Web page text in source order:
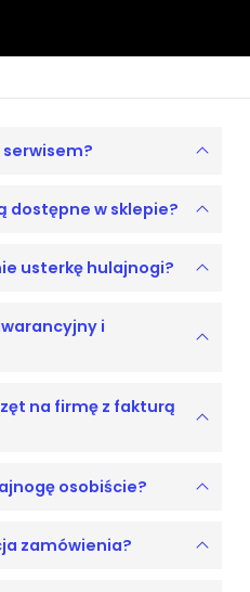
dostępne w sklepie?
usterkę hulajnogi?
i
na firmę z fakturą
osobiście?
zamówienia?